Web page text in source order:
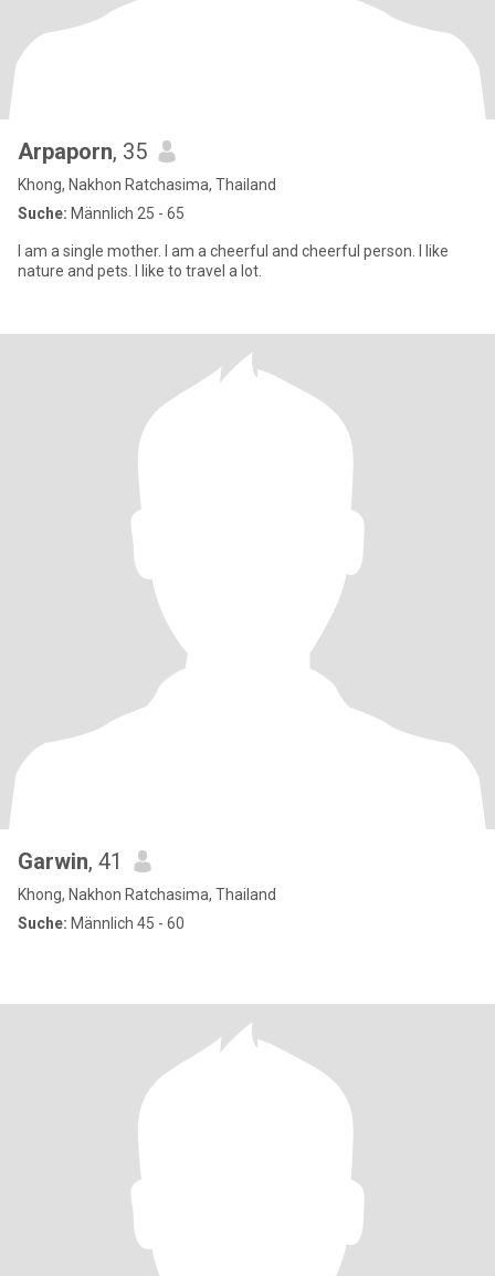
Arpaporn, 35
Khong, Nakhon Ratchasima, Thailand
Suche: Männlich 25 - 65
I am a single mother. I am a cheerful and cheerful person. I like
nature and pets. I like to travel a lot.
Garwin, 41
Khong, Nakhon Ratchasima, Thailand
Suche: Männlich 45 - 60